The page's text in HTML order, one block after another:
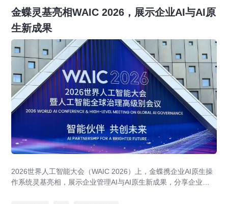
金蝶灵基亮相WAIC 2026，展示企业AI与AI原
生新成果
2026世界人工智能大会（WAIC 2026）上，金蝶携企业AI原生操
作系统灵基亮相，展示企业管理AI与AI原生新成果，分享企业级AI